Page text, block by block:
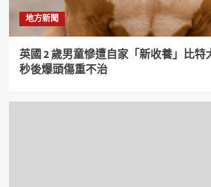
地方新聞
英國 2 歲男童慘遭自家「新收養」比特
秒後爆頭傷重不治